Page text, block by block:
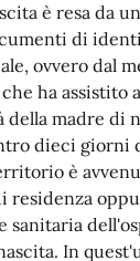
è resa da
di
ovvero dal
ha assistito
della madre di
dieci giorni
è
residenza
sanitaria
In